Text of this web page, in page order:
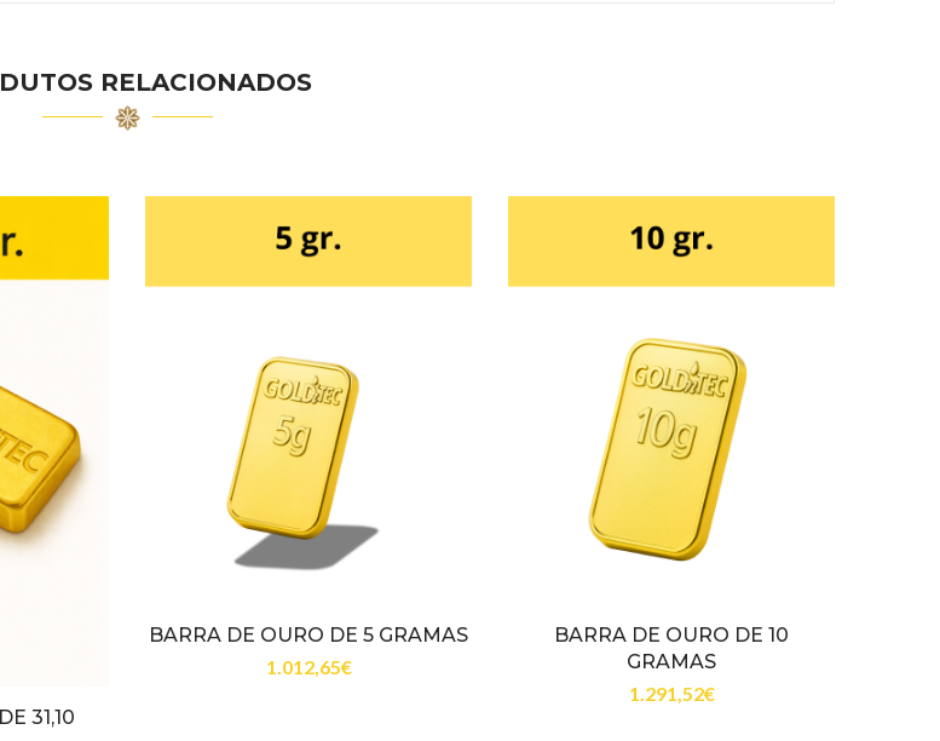
RELACIONADOS
31,10
BARRA DE OURO DE 5 GRAMAS
1.012,65€
BARRA DE OURO DE 10
GRAMAS
1.291,52€